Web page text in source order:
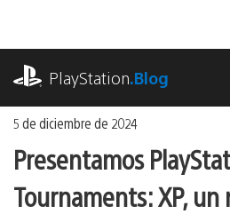
contenido
PlayStation.Blog
5 de diciembre de 2024
Presentamos
Tournaments: XP,